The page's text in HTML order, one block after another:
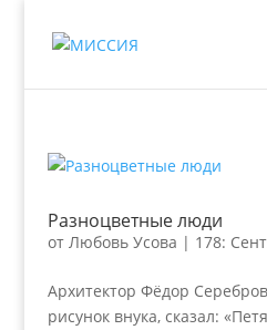
Разноцветные люди
от Любовь Усова | 178:
Архитектор Фёдор
рисунок внука, сказал: